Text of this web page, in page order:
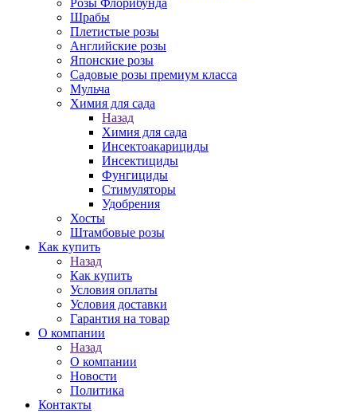
Розы Флорибунда
Шрабы
Плетистые розы
Английские розы
Японские розы
Садовые розы премиум класса
Мульча
Химия для сада
Назад
Химия для сада
Инсектоакарициды
Инсектициды
Фунгициды
Стимуляторы
Удобрения
Хосты
Штамбовые розы
Как купить
Назад
Как купить
Условия оплаты
Условия доставки
Гарантия на товар
О компании
Назад
О компании
Новости
Политика
Контакты